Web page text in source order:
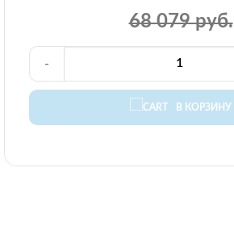
68 079 руб.
В КОРЗИНУ
-